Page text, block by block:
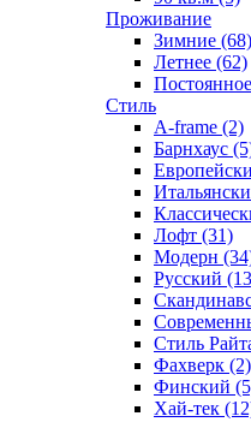
Проживание
Зимние (68)
Летнее (62)
Стиль
A-frame (2)
Барнхаус
Лофт (31)
Модерн
Русский
Стиль
Фахверк (2)
Финский
Хай-тек